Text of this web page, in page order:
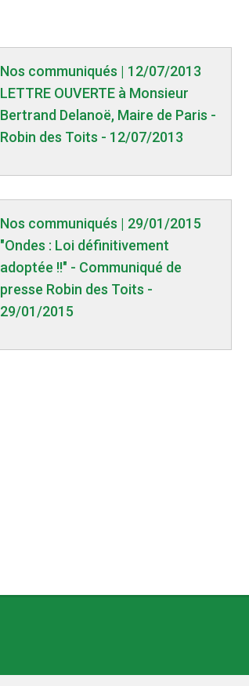
Nos communiqués | 12/07/2013
LETTRE OUVERTE à Monsieur
Bertrand Delanoë, Maire de Paris -
Robin des Toits - 12/07/2013
Nos communiqués | 29/01/2015
"Ondes : Loi définitivement
adoptée !!" - Communiqué de
presse Robin des Toits -
29/01/2015